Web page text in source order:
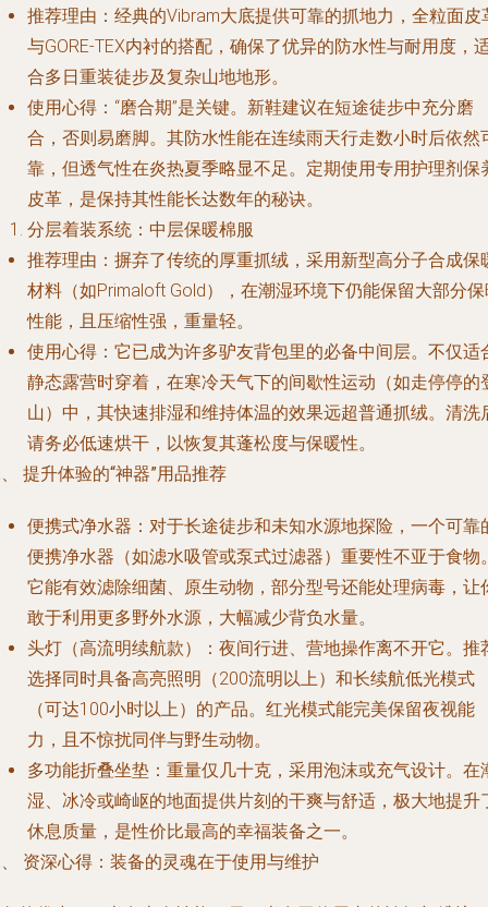
推荐理由 ：经典的Vibram大底提供可靠的抓地力，全粒面皮
与GORE-TEX内衬的搭配，确保了优异的防水性与耐用度，
合多日重装徒步及复杂山地地形。
使用心得 ：“磨合期”是关键。新鞋建议在短途徒步中充分磨
合，否则易磨脚。其防水性能在连续雨天行走数小时后依然
靠，但透气性在炎热夏季略显不足。定期使用专用护理剂保
皮革，是保持其性能长达数年的秘诀。
分层着装系统：中层保暖棉服
推荐理由 ：摒弃了传统的厚重抓绒，采用新型高分子合成保
材料（如Primaloft Gold），在潮湿环境下仍能保留大部分
性能，且压缩性强，重量轻。
使用心得 ：它已成为许多驴友背包里的必备中间层。不仅适
静态露营时穿着，在寒冷天气下的间歇性运动（如走停停的
山）中，其快速排湿和维持体温的效果远超普通抓绒。清洗
请务必低速烘干，以恢复其蓬松度与保暖性。
提升体验的“神器”用品推荐
便携式净水器 ：对于长途徒步和未知水源地探险，一个可靠
便携净水器（如滤水吸管或泵式过滤器）重要性不亚于食物
它能有效滤除细菌、原生动物，部分型号还能处理病毒，让
敢于利用更多野外水源，大幅减少背负水量。
头灯（高流明续航款）
：夜间行进、营地操作离不开它。推
选择同时具备高亮照明（200流明以上）和长续航低光模式
（可达100小时以上）的产品。红光模式能完美保留夜视能
力，且不惊扰同伴与野生动物。
多功能折叠坐垫 ：重量仅几十克，采用泡沫或充气设计。在
湿、冰冷或崎岖的地面提供片刻的干爽与舒适，极大地提升
休息质量，是性价比最高的幸福装备之一。
资深心得：装备的灵魂在于使用与维护